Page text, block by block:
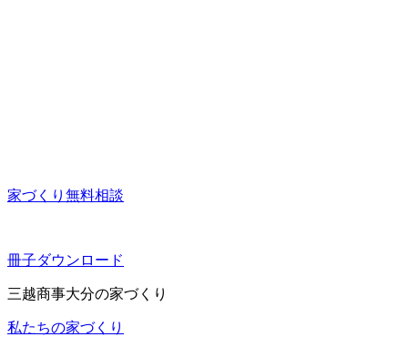
家づくり無料相談
冊子ダウンロード
三越商事大分の家づくり
私たちの家づくり